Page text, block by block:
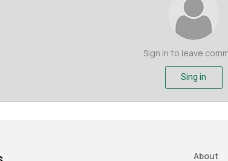
Sign in to leave
Sing in
About